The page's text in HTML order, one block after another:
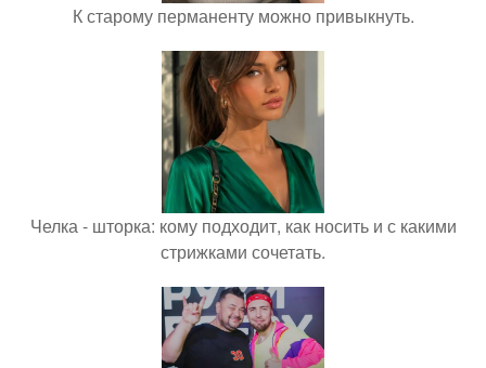
К старому перманенту можно привыкнуть.
Челка - шторка: кому подходит, как носить и с какими
стрижками сочетать.